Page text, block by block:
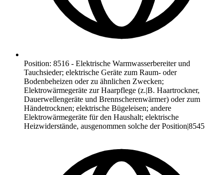
Position: 8516 - Elektrische Warmwasserbereiter und
Tauchsieder; elektrische Geräte zum Raum- oder
Bodenbeheizen oder zu ähnlichen Zwecken;
Elektrowärmegeräte zur Haarpflege (z.|B. Haartrockner,
Dauerwellengeräte und Brennscherenwärmer) oder zum
Händetrocknen; elektrische Bügeleisen; andere
Elektrowärmegeräte für den Haushalt; elektrische
Heizwiderstände, ausgenommen solche der Position|8545